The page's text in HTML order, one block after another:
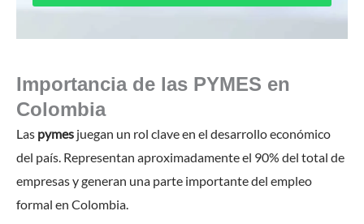
Importancia de las PYMES en
Colombia
Las pymes juegan un rol clave en el desarrollo económico
del país. Representan aproximadamente el 90% del total de
empresas y generan una parte importante del empleo
formal en Colombia.